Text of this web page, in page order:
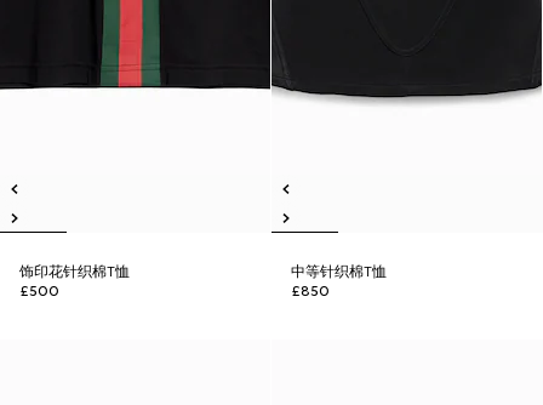
饰印花针织棉T恤
£500
中等针织棉T恤
£850